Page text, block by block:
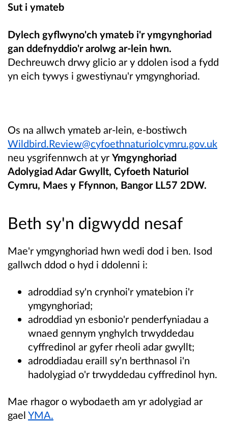
Sut i ymateb
Dylech gyflwyno'ch ymateb i'r ymgynghoriad
gan ddefnyddio'r arolwg ar-lein hwn.
Dechreuwch drwy glicio ar y ddolen isod a fydd
yn eich tywys i gwestiynau'r ymgynghoriad.
Os na allwch ymateb ar-lein, e-bostiwch
Wildbird.Review@cyfoethnaturiolcymru.gov.uk
neu ysgrifennwch at yr Ymgynghoriad
Adolygiad Adar Gwyllt, Cyfoeth Naturiol
Cymru, Maes y Ffynnon, Bangor LL57 2DW.
Beth sy'n digwydd nesaf
Mae'r ymgynghoriad hwn wedi dod i ben. Isod
gallwch ddod o hyd i ddolenni i:
adroddiad sy'n crynhoi'r ymatebion i'r
ymgynghoriad;
adroddiad yn esbonio'r penderfyniadau a
wnaed gennym ynghylch trwyddedau
cyffredinol ar gyfer rheoli adar gwyllt;
adroddiadau eraill sy'n berthnasol i'n
hadolygiad o'r trwyddedau cyffredinol hyn.
Mae rhagor o wybodaeth am yr adolygiad ar
gael YMA.